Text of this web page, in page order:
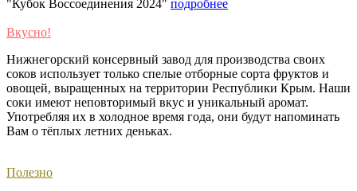
"Кубок Воссоединения 2024" подробнее
Вкусно!
Нижнегорский консервный завод для производства своих
соков использует только спелые отборные сорта фруктов и
овощей, выращенных на территории Республики Крым. Наши
соки имеют неповторимый вкус и уникальный аромат.
Употребляя их в холодное время года, они будут напоминать
Вам о тёплых летних деньках. ​
Полезно